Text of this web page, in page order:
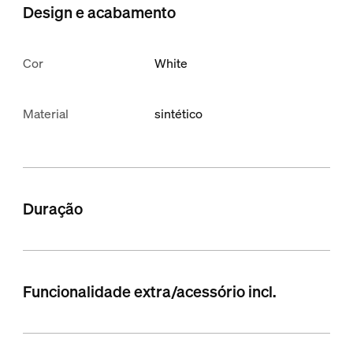
Design e acabamento
Cor White
Material sintético
Duração
Funcionalidade extra/acessório incl.